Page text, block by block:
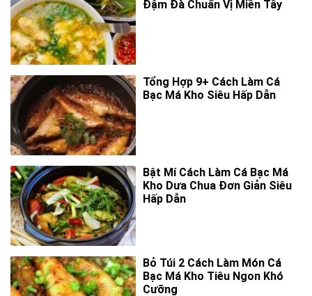
Đậm Đà Chuẩn Vị Miền Tây
Tổng Hợp 9+ Cách Làm Cá
Bạc Má Kho Siêu Hấp Dẫn
Bật Mí Cách Làm Cá Bạc Má
Kho Dưa Chua Đơn Giản Siêu
Hấp Dẫn
Bỏ Túi 2 Cách Làm Món Cá
Bạc Má Kho Tiêu Ngon Khó
Cưỡng